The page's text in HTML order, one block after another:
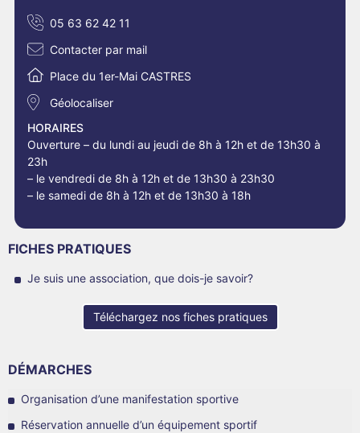
05 63 62 42 11
Contacter par mail
Place du 1er-Mai CASTRES
Géolocaliser
HORAIRES
Ouverture – du lundi au jeudi de 8h à 12h et de 13h30 à
23h
– le vendredi de 8h à 12h et de 13h30 à 23h30
– le samedi de 8h à 12h et de 13h30 à 18h
FICHES PRATIQUES
Je suis une association, que dois-je savoir?
Téléchargez nos fiches pratiques
DÉMARCHES
Organisation d’une manifestation sportive
Réservation annuelle d’un équipement sportif